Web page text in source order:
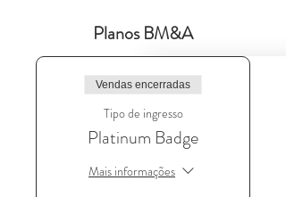
Planos BM&A
Vendas encerradas
Tipo de ingresso
Platinum Badge
Mais informações